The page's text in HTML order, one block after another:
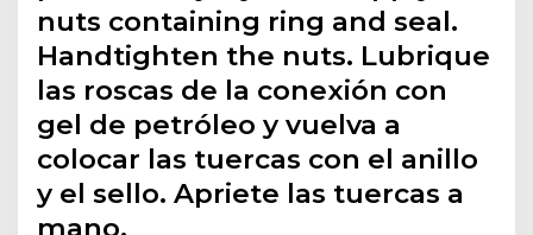
nuts containing ring and seal.
Handtighten the nuts. Lubrique
las roscas de la conexión con
gel de petróleo y vuelva a
colocar las tuercas con el anillo
y el sello. Apriete las tuercas a
mano.